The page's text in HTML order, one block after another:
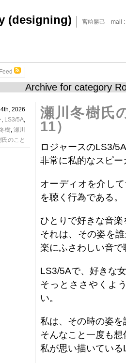
(designing) 宮﨑勝己 mail :
Archive for category
2026
, LS3/5A,
樹, 瀬川
氏のこと
瀬川冬樹氏
11）
ロジャースのLS3/
非常に私的なスピ
オーディオを介し
を聴く行為である。
ひとりで好きな音楽
それは、その姿を
楽にふさわしい音
LS3/5Aで、好きな
そっとささやくよ
い。
私は、その時の姿
そんなこと一度も
私が思い描いてい